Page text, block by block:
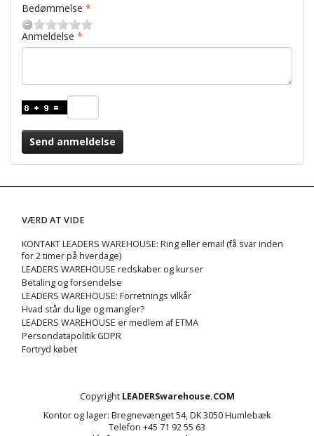
Bedømmelse
Anmeldelse
Send anmeldelse
VÆRD AT VIDE
KONTAKT LEADERS WAREHOUSE: Ring eller email (få svar inden
for 2 timer på hverdage)
LEADERS WAREHOUSE redskaber og kurser
Betaling og forsendelse
LEADERS WAREHOUSE: Forretnings vilkår
Hvad står du lige og mangler?
LEADERS WAREHOUSE er medlem af ETMA
Persondatapolitik GDPR
Fortryd købet
Copyright LEADERSwarehouse.COM
Kontor og lager: Bregnevænget 54, DK 3050 Humlebæk
Telefon +45 71 92 55 63